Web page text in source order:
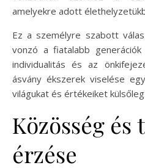
amelyekre adott
Ez a személyre szabott
vonzó a fiatalabb
individualitás és az
ásvány ékszerek viselése
világukat és értékeiket
Közösség és
érzése